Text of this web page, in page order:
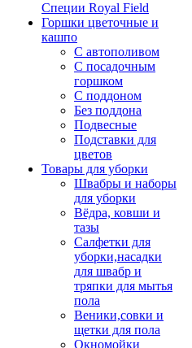
Специи Royal Field
Горшки цветочные и
кашпо
С автополивом
С посадочным
горшком
С поддоном
Без поддона
Подвесные
Подставки для
цветов
Товары для уборки
Швабры и наборы
для уборки
Вёдра, ковши и
тазы
Салфетки для
уборки,насадки
для швабр и
тряпки для мытья
пола
Веники,совки и
щетки для пола
Окномойки